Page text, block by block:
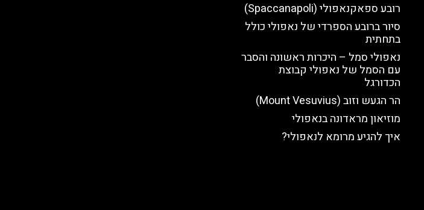
רובע ספאקנאפולי (Spaccanapoli)
סיור ברובע הספרדי של נאפולי כולל
בתחתית
נאפולי סמל – היכרות ראשונה והסבר
עם הסמל של נאפולי קבוצת
הכדורגל
הר הגעש וזוב (Mount Vesuvius)
מוזיאון מראדונה בנאפולי
איך להגיע מרומא לנאפולי?